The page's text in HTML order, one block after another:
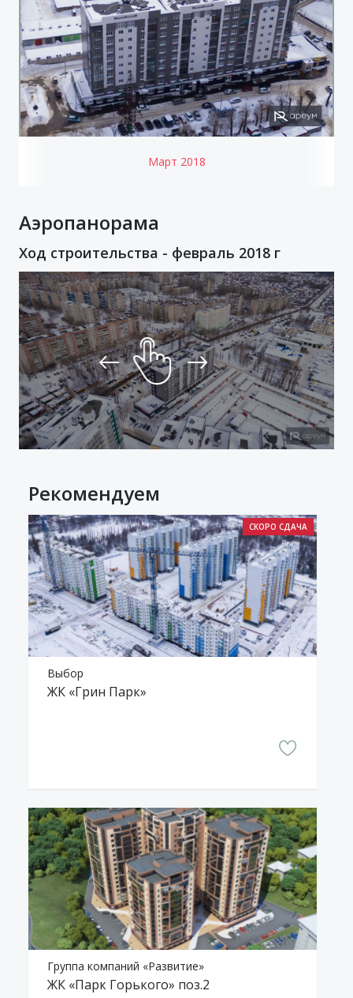
Март 2018
Аэропанорама
Ход строительства - февраль 2018 г
Рекомендуем
Выбор
ЖК «Грин Парк»
Группа компаний «Развитие»
ЖК «Парк Горького» поз.2